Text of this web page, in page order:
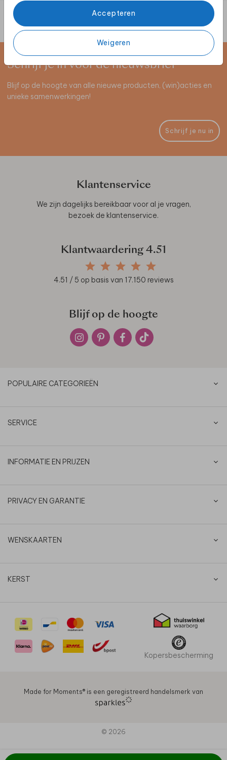
Accepteren
Weigeren
Schrijf je in voor de nieuwsbrief
Blijf op de hoogte van alle nieuwe producten, (win)acties en
unieke samenwerkingen!
Schrijf je nu in
Klantenservice
We zijn dagelijks bereikbaar voor al je vragen,
bezoek de klantenservice.
Klantwaardering 4.51
4.51 / 5 op basis van 17.150 reviews
Blijf op de hoogte
POPULAIRE CATEGORIEËN
SERVICE
INFORMATIE EN PRIJZEN
PRIVACY EN GARANTIE
WENSKAARTEN
KERST
Kopersbescherming
Made for Moments®️ is een geregistreerd handelsmerk van
© 2026